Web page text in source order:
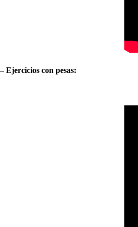
– Ejercicios con pesas: